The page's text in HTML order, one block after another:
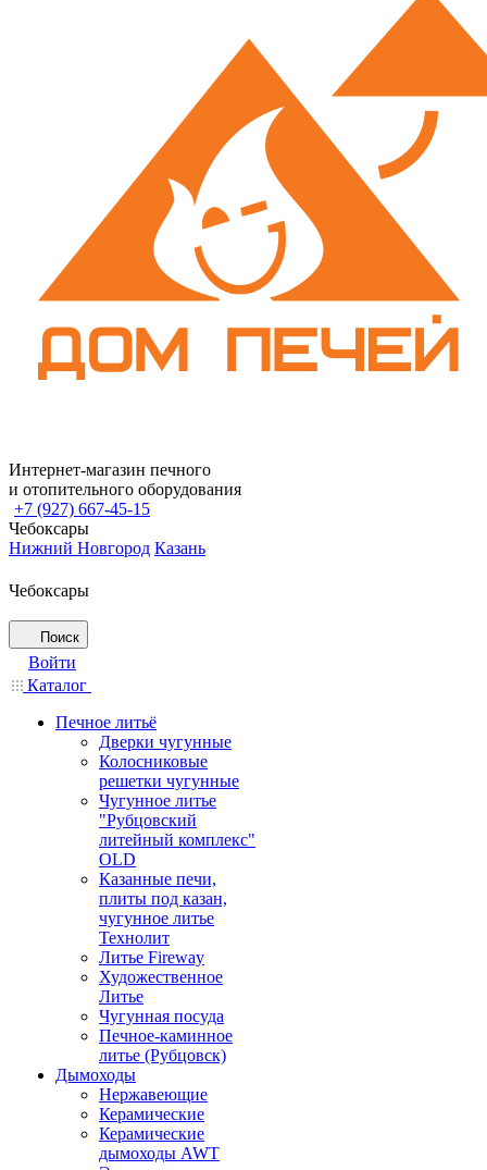
Интернет-магазин печного
и отопительного оборудования
+7 (927) 667-45-15
Чебоксары
Нижний Новгород Казань
Чебоксары
Поиск
Войти
Каталог
Печное литьё
Дверки чугунные
Колосниковые
решетки чугунные
Чугунное литье
"Рубцовский
литейный комплекс"
OLD
Казанные печи,
плиты под казан,
чугунное литье
Технолит
Литье Fireway
Художественное
Литье
Чугунная посуда
Печное-каминное
литье (Рубцовск)
Дымоходы
Нержавеющие
Керамические
Керамические
дымоходы AWT